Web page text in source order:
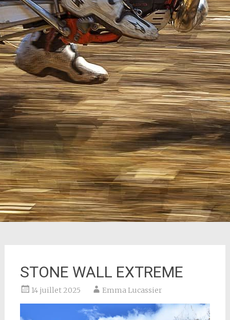
STONE WALL EXTREME
14 juillet 2025 Emma Lucassier